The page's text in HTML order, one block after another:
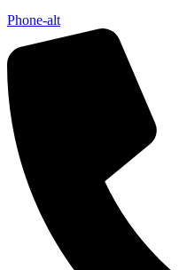
Phone-alt